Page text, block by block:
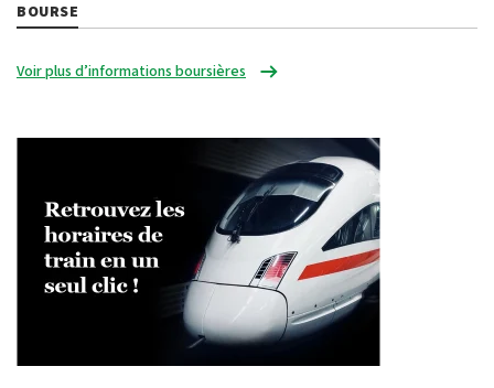
BOURSE
Voir plus d’informations boursières